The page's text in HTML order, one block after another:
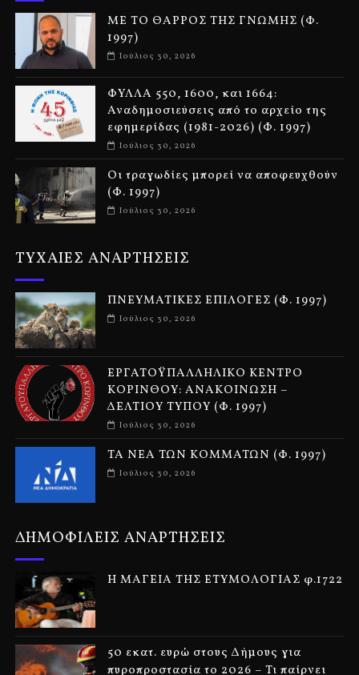
ΜΕ ΤΟ ΘΑΡΡΟΣ ΤΗΣ ΓΝΩΜΗΣ (Φ.
1997)
Ιούλιος 30, 2026
ΦΥΛΛΑ 550, 1600, και 1664:
Αναδημοσιεύσεις από το αρχείο της
εφημερίδας (1981-2026) (Φ. 1997)
Ιούλιος 30, 2026
Οι τραγωδίες μπορεί να αποφευχθούν
(Φ. 1997)
Ιούλιος 30, 2026
ΤΥΧΑΙΕΣ ΑΝΑΡΤΗΣΕΙΣ
ΠΝΕΥΜΑΤΙΚΕΣ ΕΠΙΛΟΓΕΣ (Φ. 1997)
Ιούλιος 30, 2026
ΕΡΓΑΤΟΫΠΑΛΛΗΛΙΚΟ ΚΕΝΤΡΟ
ΚΟΡΙΝΘΟΥ: ΑΝΑΚΟΙΝΩΣΗ –
ΔΕΛΤΙΟΥ ΤΥΠΟΥ (Φ. 1997)
Ιούλιος 30, 2026
ΤΑ ΝΕΑ ΤΩΝ ΚΟΜΜΑΤΩΝ (Φ. 1997)
Ιούλιος 30, 2026
ΔΗΜΟΦΙΛΕΙΣ ΑΝΑΡΤΗΣΕΙΣ
Η ΜΑΓΕΙΑ ΤΗΣ ΕΤΥΜΟΛΟΓΙΑΣ φ.1722
50 εκατ. ευρώ στους Δήμους για
πυροπροστασία το 2026 – Τι παίρνει